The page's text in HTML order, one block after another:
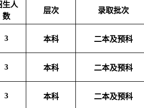
生人
数
层次 录取批次
3 本科 二本及预科
3 本科 二本及预科
3 本科 二本及预科